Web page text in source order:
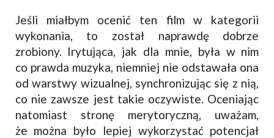
Jeśli miałbym ocenić ten film w kategorii
wykonania, to został naprawdę dobrze
zrobiony. Irytująca, jak dla mnie, była w nim
co prawda muzyka, niemniej nie odstawała ona
od warstwy wizualnej, synchronizując się z nią,
co nie zawsze jest takie oczywiste. Oceniając
natomiast stronę merytoryczną, uważam,
że można było lepiej wykorzystać potencjał